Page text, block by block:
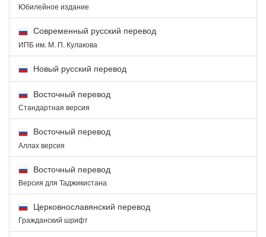
Юбилейное издание
Современный русский перевод
ИПБ им. М. П. Кулакова
Новый русский перевод
Восточный перевод
Стандартная версия
Восточный перевод
Аллах версия
Восточный перевод
Версия для Таджикистана
Церковнославянский перевод
Гражданский шрифт